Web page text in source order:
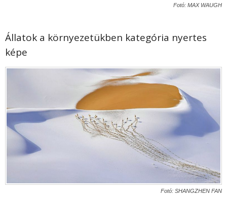
Fotó: MAX WAUGH
Állatok a környezetükben kategória nyertes
képe
Fotó: SHANGZHEN FAN